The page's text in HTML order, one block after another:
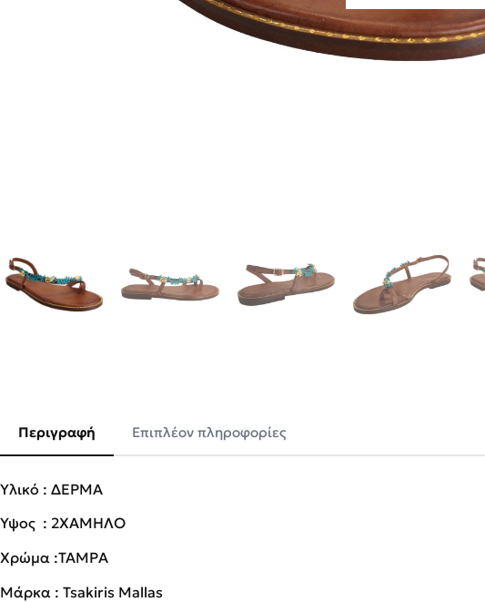
Περιγραφή Επιπλέον πληροφορίες
Υλικό : ΔΕΡΜΑ
Ύψος : 2ΧΑΜΗΛΟ
Χρώμα :TAMPA
Μάρκα : Tsakiris Mallas